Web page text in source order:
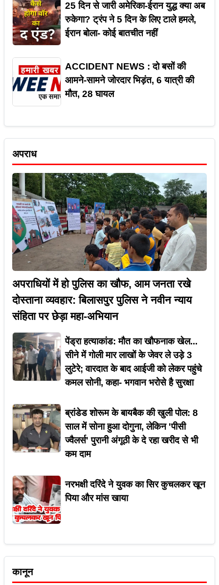
25 दिन से जारी अमेरिका-ईरान युद्ध क्या अब
रुकेगा? ट्रंप ने 5 दिन के लिए टाले हमले,
ईरान बोला- कोई बातचीत नहीं
ACCIDENT NEWS : दो बसों की
आमने-सामने जोरदार भिड़ंत, 6 यात्री की
मौत, 28 घायल
अपराध
अपराधियों में हो पुलिस का खौफ, आम जनता रखे
दोस्ताना व्यवहार: बिलासपुर पुलिस ने नवीन न्याय
संहिता पर छेड़ा महा-अभियान
पेंड्रा हत्याकांड: मौत का खौफनाक खेल...
सीने में गोली मार लाखों के जेवर ले उड़े 3
लुटेरे; वारदात के बाद आईजी को लेकर पहुंचे
कमल सोनी, कहा- भगवान भरोसे है सुरक्षा
ब्रांडेड शोरूम के बायबैक की खुली पोल: 8
साल में सोना हुआ दोगुना, लेकिन 'पीसी
ज्वैलर्स' पुरानी अंगूठी के दे रहा खरीद से भी
कम दाम
नरभक्षी दरिंदे ने युवक का सिर कुचलकर खून
पिया और मांस खाया
कानून